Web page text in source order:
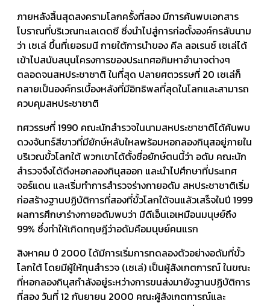
ภายหลังสิ้นสุดสงครามโลกครั้งที่สอง มีการค้นพบเอกสาร
โบราณที่บริเวณทะเลเดดซี ซึ่งนำไปสู่การก่อตั้งองค์กรลับนาม
ว่า เซเล่ ขึ้นที่เยอรมนี กายใต้การนำของ คีล ลอเรนซ์ เซเล่ได้
เข้าไปสนับสนุนโครงการของประเทศอภิมหาอำนาจต่างๆ
ตลอดจนสหประชาชาติ ในที่สุด ปลายศตวรรษที่ 20 เซเล่ก็
กลายเป็นองค์กรเบื้องหลังที่มีอิทธิพลที่สุดในโลกและสามารถ
ควบคุมสหประชาชาติ
ทศวรรษที่ 1990 คณะนักสำรวจในนามสหประชาชาติได้ค้นพบ
ดวงจันทร์สีขาวที่มียักษ์หลับใหลพร้อมหอกลองกินุสอยู่ภายใน
บริเวณขั้วโลกใต้ พวกเขาได้ตั้งชื่อยักษ์ตนนี้ว่า อดัม คณะนัก
สำรวจจึงได้ดึงหอกลองกินุสออก และนำไปศึกษาที่ประเทศ
จอร์แดน และเริ่มทำการสำรวจร่างกายอดัม สหประชาชาติเริ่ม
ก่อสร้างฐานปฏิบัติการที่สองที่ขั้วโลกใต้จนแล้วเสร็จในปี 1999
ผลการศึกษาร่างกายอดัมพบว่า มีดีเอ็นเอเหมือนมนุษย์ถึง
99% ซึ่งทำให้เกิดทฤษฎีว่าอดัมคือมนุษย์คนแรก
สิงหาคม ปี 2000 ได้มีการเริ่มการทดลองตัวอย่างอดัมที่ขั้ว
โลกใต้ โดยมีผู้ให้ทุนสำรวจ (เซเล่) เป็นผู้สังเกตการณ์ ในขณะ
ที่หอกลองกินุสกำลังอยู่ระหว่างการขนส่งมายังฐานปฏิบัติการ
ที่สอง วันที่ 12 กันยายน 2000 คณะผู้สังเกตการณ์และ